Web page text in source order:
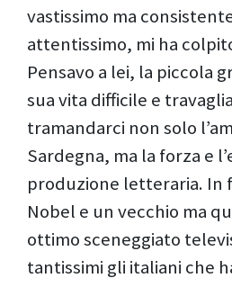
vastissimo ma
attentissimo, mi ha
Pensavo a lei, la piccola
sua vita difficile e
tramandarci non solo
Sardegna, ma la forza e
produzione letteraria. In
Nobel e un vecchio ma
ottimo sceneggiato
tantissimi gli italiani che